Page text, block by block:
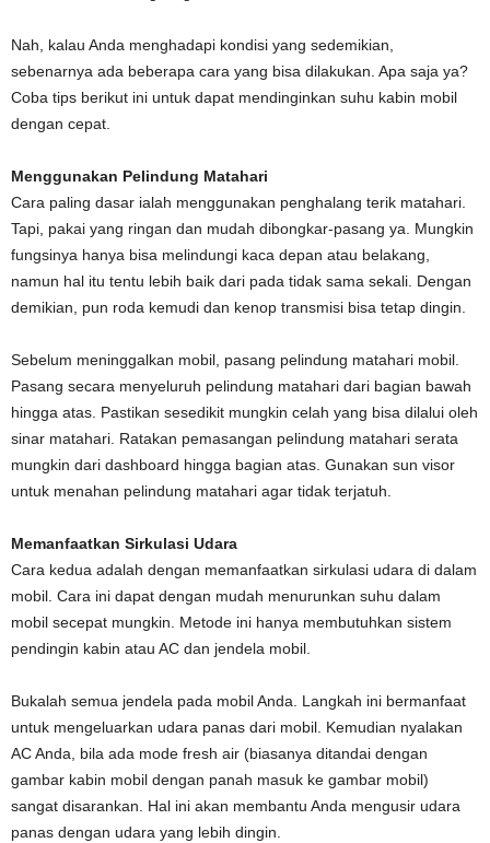
Nah, kalau Anda menghadapi kondisi yang sedemikian,
sebenarnya ada beberapa cara yang bisa dilakukan. Apa saja ya?
Coba tips berikut ini untuk dapat mendinginkan suhu kabin mobil
dengan cepat.
Menggunakan Pelindung Matahari
Cara paling dasar ialah menggunakan penghalang terik matahari.
Tapi, pakai yang ringan dan mudah dibongkar-pasang ya. Mungkin
fungsinya hanya bisa melindungi kaca depan atau belakang,
namun hal itu tentu lebih baik dari pada tidak sama sekali. Dengan
demikian, pun roda kemudi dan kenop transmisi bisa tetap dingin.
Sebelum meninggalkan mobil, pasang pelindung matahari mobil.
Pasang secara menyeluruh pelindung matahari dari bagian bawah
hingga atas. Pastikan sesedikit mungkin celah yang bisa dilalui oleh
sinar matahari. Ratakan pemasangan pelindung matahari serata
mungkin dari dashboard hingga bagian atas. Gunakan sun visor
untuk menahan pelindung matahari agar tidak terjatuh.
Memanfaatkan Sirkulasi Udara
Cara kedua adalah dengan memanfaatkan sirkulasi udara di dalam
mobil. Cara ini dapat dengan mudah menurunkan suhu dalam
mobil secepat mungkin. Metode ini hanya membutuhkan sistem
pendingin kabin atau AC dan jendela mobil.
Bukalah semua jendela pada mobil Anda. Langkah ini bermanfaat
untuk mengeluarkan udara panas dari mobil. Kemudian nyalakan
AC Anda, bila ada mode fresh air (biasanya ditandai dengan
gambar kabin mobil dengan panah masuk ke gambar mobil)
sangat disarankan. Hal ini akan membantu Anda mengusir udara
panas dengan udara yang lebih dingin.